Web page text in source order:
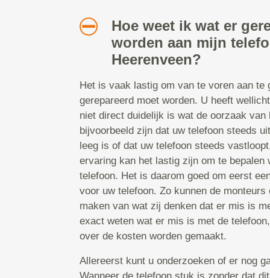
Hoe weet ik wat er
worden aan mijn
Heerenveen?
Het is vaak lastig om van te voren aan te
gerepareerd moet worden. U heeft
niet direct duidelijk is wat de oorzaak
bijvoorbeeld zijn dat uw telefoon steeds
leeg is of dat uw telefoon steeds
ervaring kan het lastig zijn om te
telefoon. Het is daarom goed om eerst
voor uw telefoon. Zo kunnen de
maken van wat zij denken dat er mis is
exact weten wat er mis is met de
over de kosten worden gemaakt.
Allereerst kunt u onderzoeken of er nog